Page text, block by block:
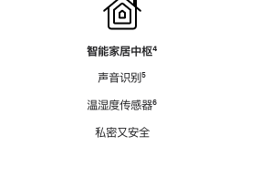
智能家居中枢脚
⁴
声音识别脚
⁵
温湿度传感器脚
⁶
私密又安全